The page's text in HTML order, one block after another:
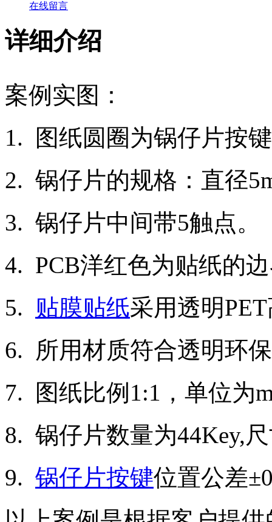
在线留言
详细介绍
案例实图：
1.
图纸圆圈为锅仔片按
2. 锅仔片的规格：直径
3. 锅仔片中间带5触点。
4. PCB洋红色为贴纸的
5. 贴膜贴纸采用透明PET
6. 所用材质符合透明环
7.
图纸比例 1:1 ，单位为
8. 锅仔片数量为44Key,
9. 锅仔片按键位置公差±